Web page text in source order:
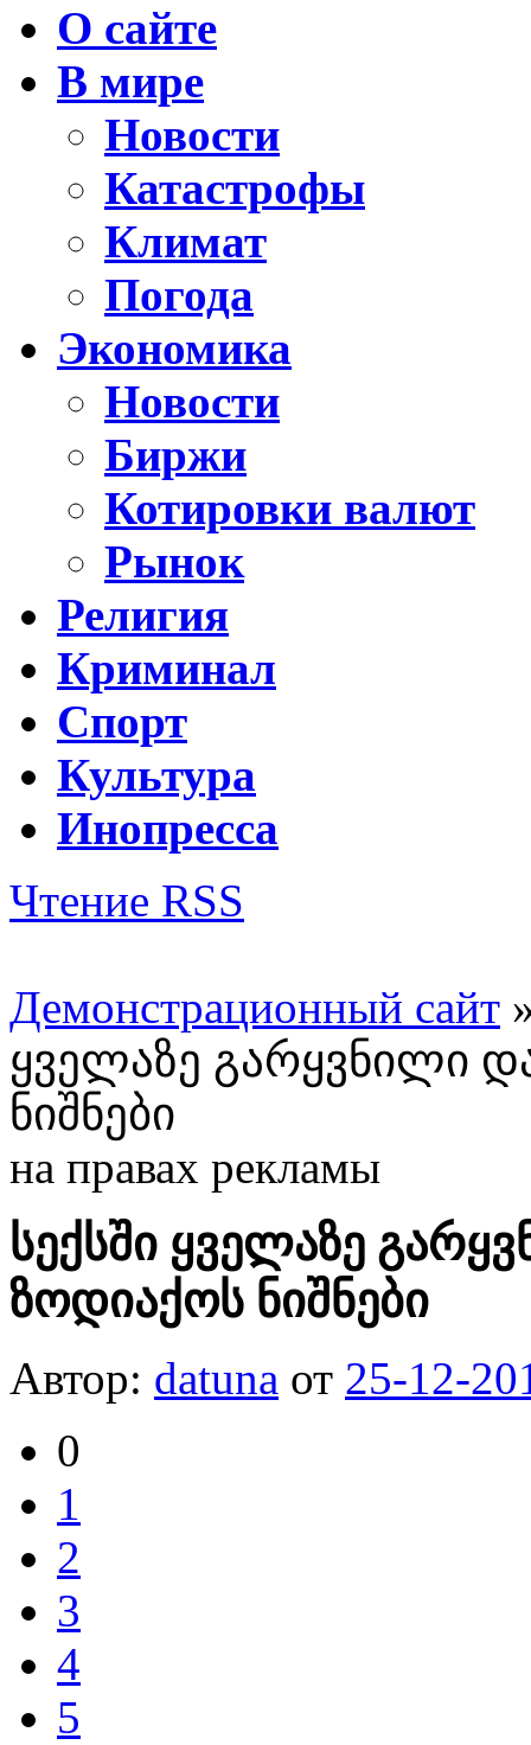
О сайте
В мире
Новости
Катастрофы
Климат
Погода
Экономика
Новости
Биржи
Котировки валют
Рынок
Религия
Криминал
Спорт
Культура
Инопресса
Чтение RSS
Демонстрационный сайт
ყველაზე გარყვნილი
ნიშნები
на правах рекламы
სექსში ყველაზე
ზოდიაქოს ნიშნები
Автор: datuna от 25-12-
0
1
2
3
4
5